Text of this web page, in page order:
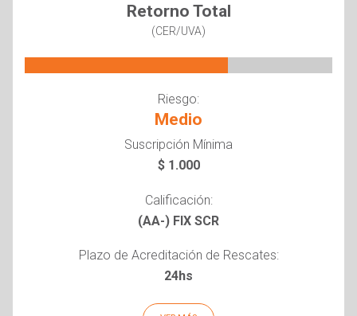
Retorno Total
(CER/UVA)
Riesgo:
Medio
Suscripción Mínima
$ 1.000
Calificación:
(AA-) FIX SCR
Plazo de Acreditación de Rescates:
24hs